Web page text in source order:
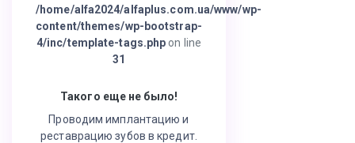
/home/alfa2024/alfaplus.com.ua/www/wp-
content/themes/wp-bootstrap-
4/inc/template-tags.php on line
31
Такого еще не было!
Проводим имплантацию и
реставрацию зубов в кредит.